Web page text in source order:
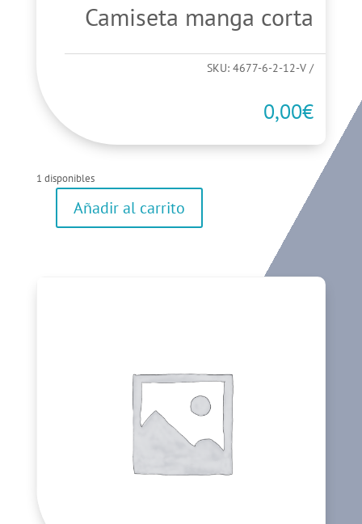
Camiseta manga corta
SKU:4677-6-2-12-V
0,00€
1 disponibles
CamisetaAñadir al carrito